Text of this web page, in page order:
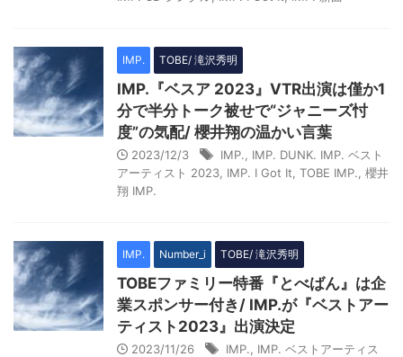
IMP. TOBE/ 滝沢秀明
IMP.『ベスア 2023』VTR出演は僅か1
分で半分トーク被せで“ジャニーズ忖
度”の気配/ 櫻井翔の温かい言葉
2023/12/3 IMP.
IMP. DUNK. IMP. ベスト
アーティスト 2023 IMP. I Got It TOBE IMP. 櫻井
翔 IMP.
IMP. Number_i TOBE/ 滝沢秀明
TOBEファミリー特番『とべばん』は企
業スポンサー付き/ IMP.が『ベストアー
ティスト2023』出演決定
2023/11/26 IMP.
IMP. ベストアーティス